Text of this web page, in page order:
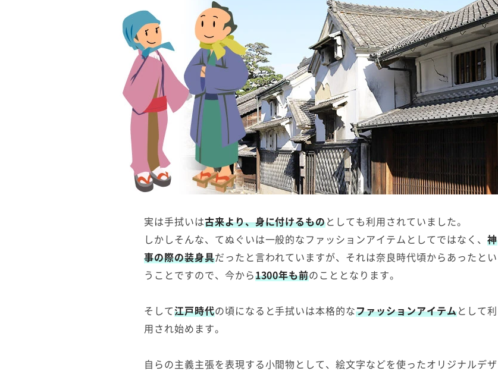
実は手拭いは古来より、身に付けるものとしても利用されていました。
しかしそんな、てぬぐいは一般的なファッションアイテムとしてではなく、 神
事の際の装身具だったと言われていますが、それは奈良時代頃からあったとい
うことですので、今から1300年も前のこととなります。
そして江戸時代の頃になると手拭いは本格的なファッションアイテムとして利
用され始めます。
自らの主義主張を表現する小間物として、絵文字などを使ったオリジナルデザ